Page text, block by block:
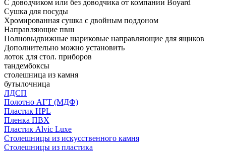
С доводчиком или без доводчика от компании Boyard
Сушка для посуды
Хромированная сушка с двойным поддоном
Направляющие пвш
Полновыдвижные шариковые направляющие для ящиков
Дополнительно можно установить
лоток для стол. приборов
тандембоксы
столешница из камня
бутылочница
ЛДСП
Полотно АГТ (МДФ)
Пластик HPL
Пленка ПВХ
Пластик Alvic Luxe
Столешницы из искусственного камня
Столешницы из пластика